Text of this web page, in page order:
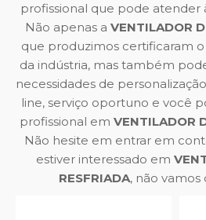
profissional que pode atender
Não apenas a VENTILADOR
que produzimos certificaram
da indústria, mas também
necessidades de
line, serviço oportuno e você
profissional em VENTILADOR
Não hesite em entrar em
estiver interessado em
RESFRIADA, não